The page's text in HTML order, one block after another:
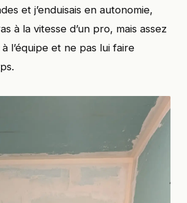
et j’enduisais en autonomie,
à la vitesse d’un pro, mais assez
l’équipe et ne pas lui faire